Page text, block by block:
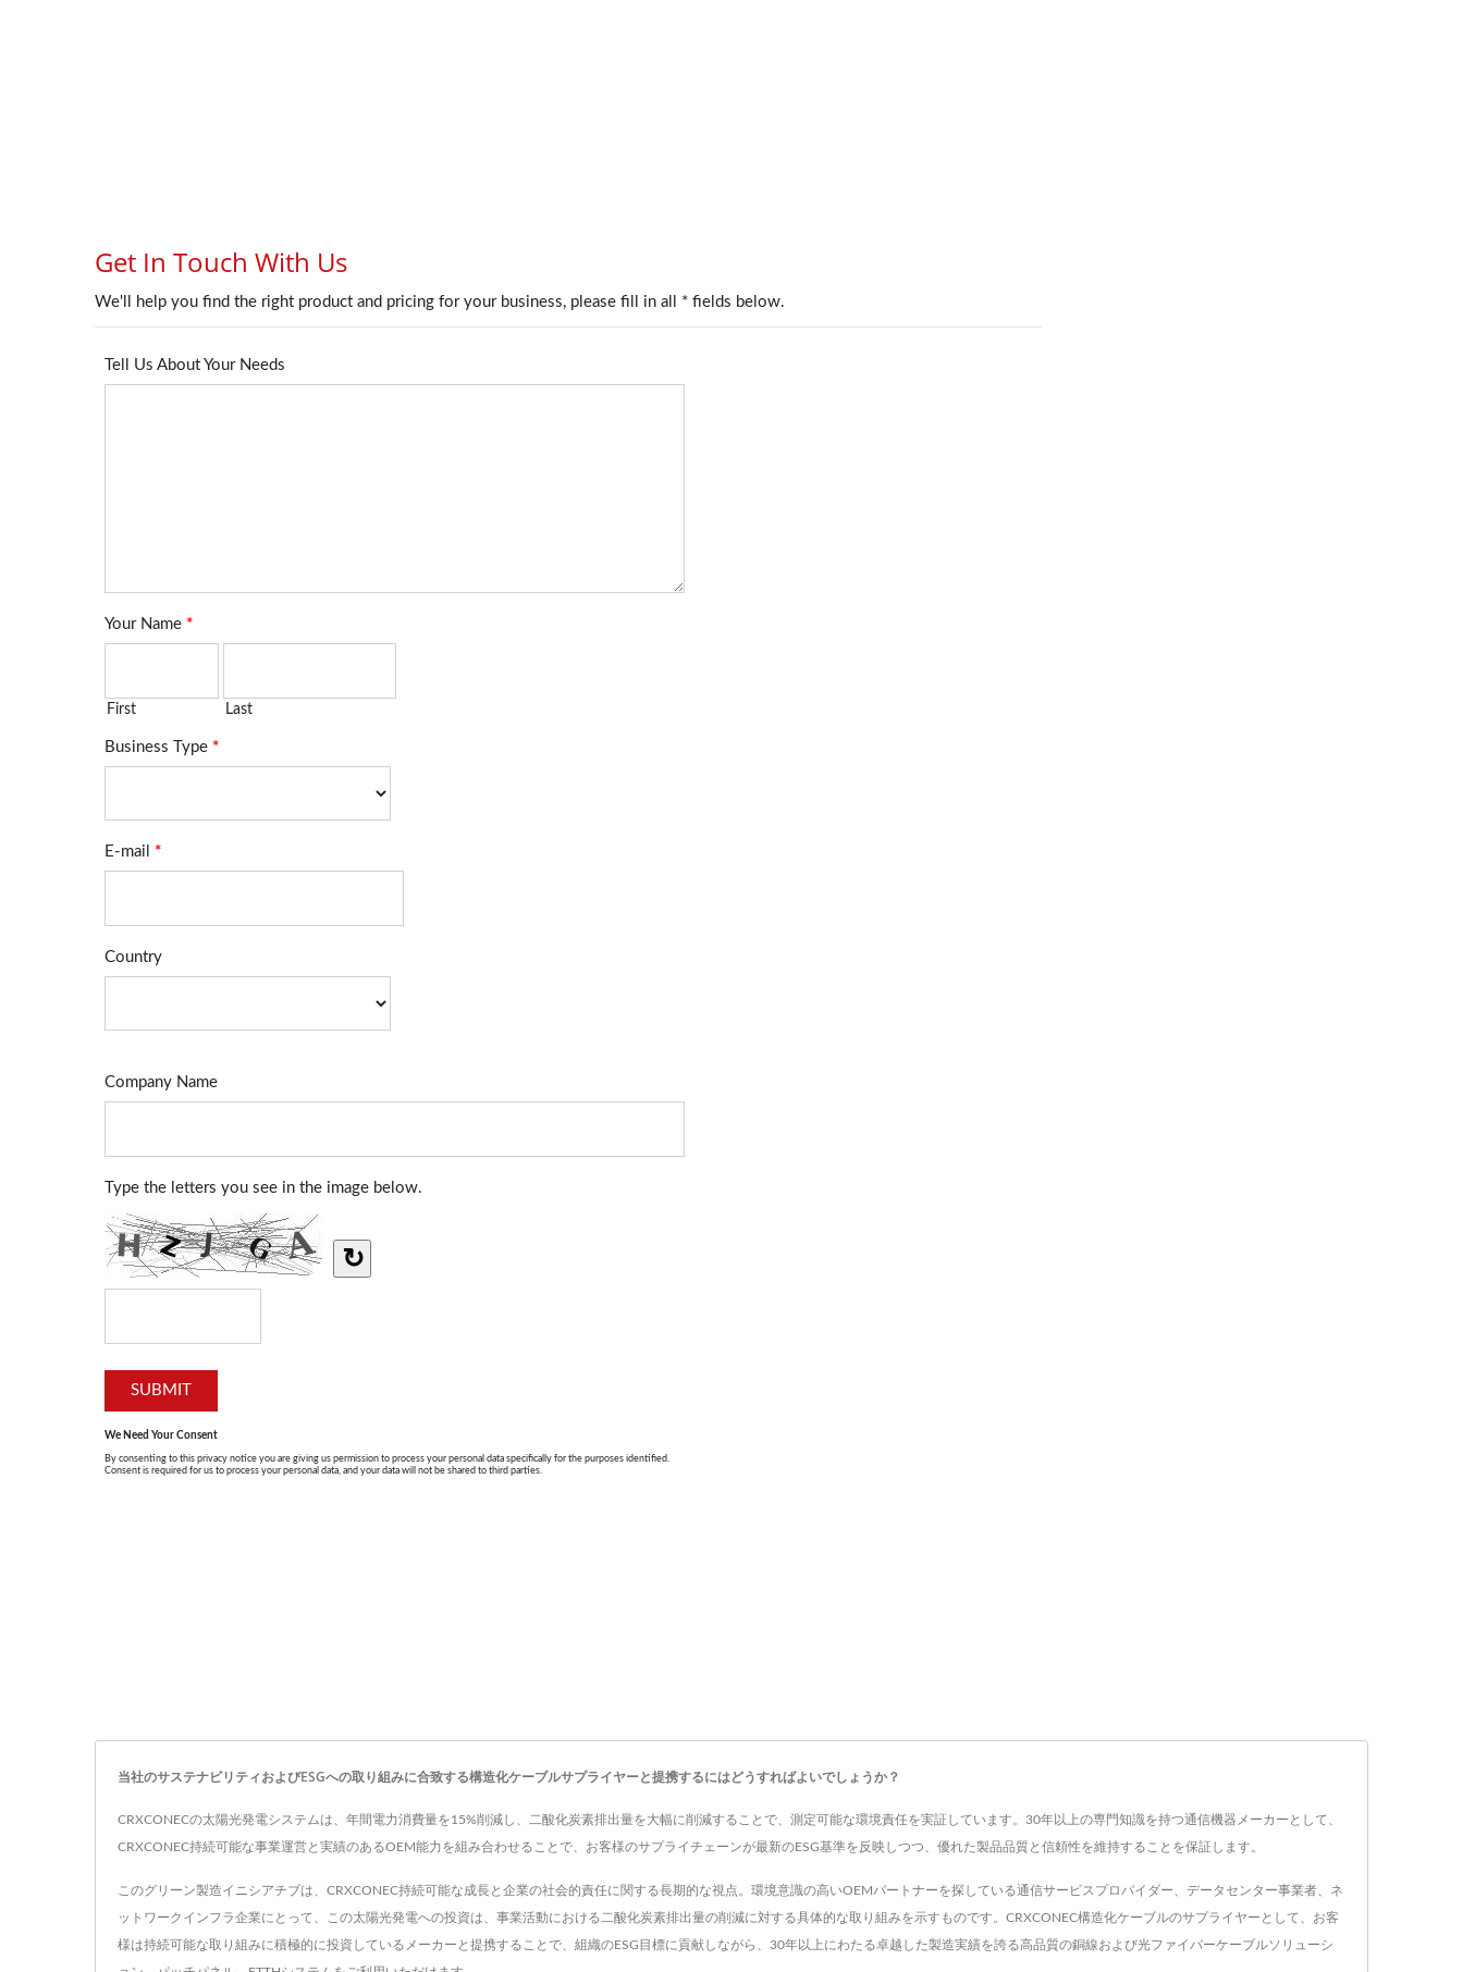
当社のサステナビリティおよびESGへの取り組みに合致する構造化ケーブルサプライヤーと提携するにはどうすればよいでしょうか？
CRXCONECの太陽光発電システムは、年間電力消費量を15%削減し、二酸化炭素排出量を大幅に削減することで、測定可能な環境責任を実証しています。30年以上の専門知識を持つ通信機器メーカーとして、
CRXCONEC持続可能な事業運営と実績のあるOEM能力を組み合わせることで、お客様のサプライチェーンが最新のESG基準を反映しつつ、優れた製品品質と信頼性を維持することを保証します。
このグリーン製造イニシアチブは、CRXCONEC持続可能な成長と企業の社会的責任に関する長期的な視点。環境意識の高いOEMパートナーを探している通信サービスプロバイダー、データセンター事業者、ネ
ットワークインフラ企業にとって、この太陽光発電への投資は、事業活動における二酸化炭素排出量の削減に対する具体的な取り組みを示すものです。CRXCONEC構造化ケーブルのサプライヤーとして、お客
様は持続可能な取り組みに積極的に投資しているメーカーと提携することで、組織のESG目標に貢献しながら、30年以上にわたる卓越した製造実績を誇る高品質の銅線および光ファイバーケーブルソリューシ